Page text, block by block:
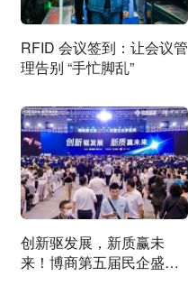
RFID 会议签到：让会议管
理告别 “手忙脚乱”
创新驱发展，新质赢未
来！博商第五届民企盛典